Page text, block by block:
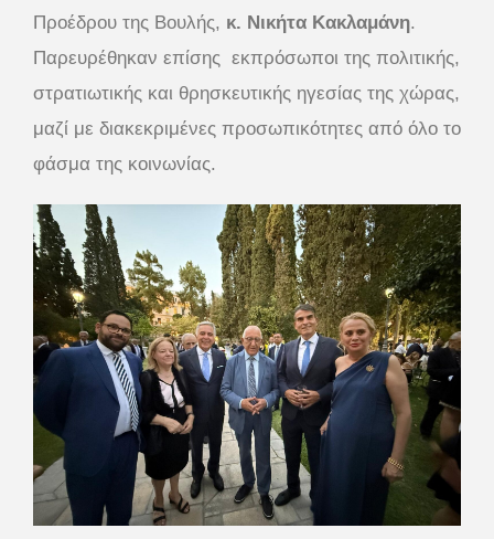
Προέδρου της Βουλής, κ. Νικήτα Κακλαμάνη.
Παρευρέθηκαν επίσης εκπρόσωποι της πολιτικής,
στρατιωτικής και θρησκευτικής ηγεσίας της χώρας,
μαζί με διακεκριμένες προσωπικότητες από όλο το
φάσμα της κοινωνίας.